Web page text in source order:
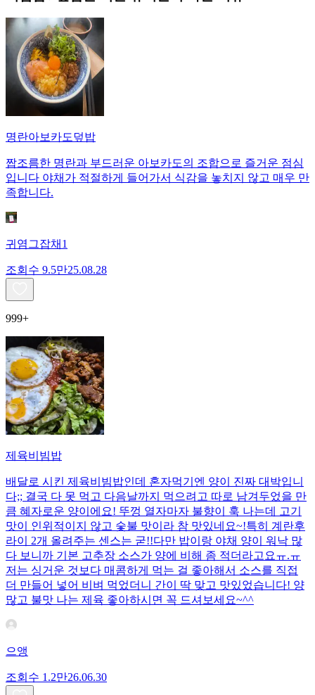
명란아보카도덮밥
짭조름한 명란과 부드러운 아보카도의 조합으로 즐거운 점심
입니다 야채가 적절하게 들어가서 식감을 놓치지 않고 매우 만
족합니다.
귀염그잡채1
조회수 9.5만25.08.28
999+
제육비빔밥
배달로 시킨 제육비빔밥인데 혼자먹기엔 양이 진짜 대박입니
다;; 결국 다 못 먹고 다음날까지 먹으려고 따로 남겨두었을 만
큼 혜자로운 양이에요! 뚜껑 열자마자 불향이 훅 나는데 고기
맛이 인위적이지 않고 숯불 맛이라 참 맛있네요~!특히 계란후
라이 2개 올려주는 센스는 굳!! ​다만 밥이랑 야채 양이 워낙 많
다 보니까 기본 고추장 소스가 양에 비해 좀 적더라고요ㅠ.ㅠ
저는 싱거운 것보다 매콤하게 먹는 걸 좋아해서 소스를 직접
더 만들어 넣어 비벼 먹었더니 간이 딱 맞고 맛있었습니다! 양
많고 불맛 나는 제육 좋아하시면 꼭 드셔보세요~^^
으앵
조회수 1.2만26.06.30